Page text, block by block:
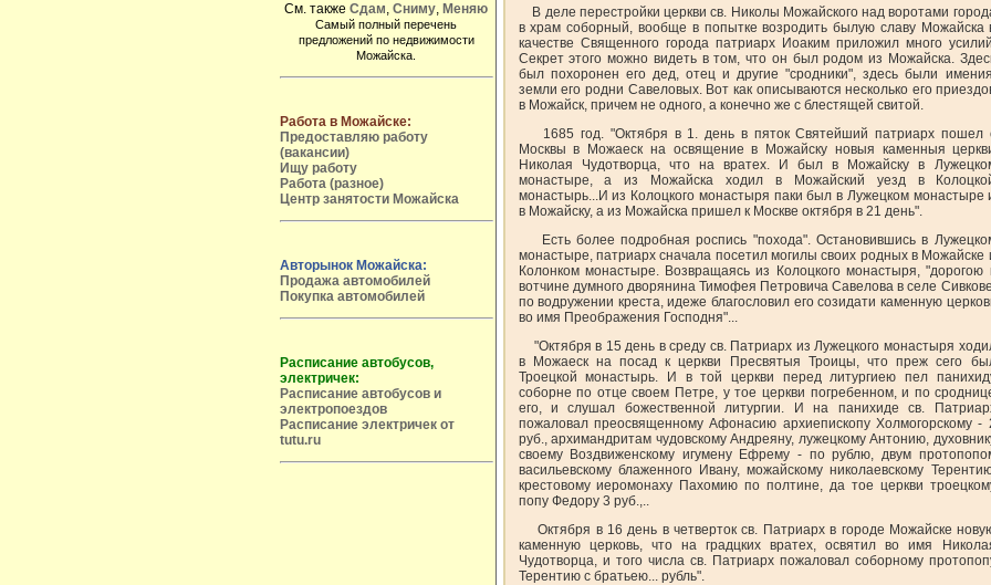
См. также Сдам, Сниму, Меняю
Самый полный перечень
предложений по недвижимости
Можайска.
Работа в Можайске:
Предоставляю работу
(вакансии)
Ищу работу
Работа (разное)
Центр занятости Можайска
Авторынок Можайска:
Продажа автомобилей
Покупка автомобилей
Расписание автобусов,
электричек:
Расписание автобусов и
электропоездов
Расписание электричек от
tutu.ru
В деле перестройки церкви св. Николы Можайского над воротами
в храм соборный, вообще в попытке возродить былую славу Можайска
качестве Священного города патриарх Иоаким приложил много
Секрет этого можно видеть в том, что он был родом из Можайска.
был похоронен его дед, отец и другие "сродники", здесь были
земли его родни Савеловых. Вот как описываются несколько его
в Можайск, причем не одного, а конечно же с блестящей свитой.
1685 год. "Октября в 1. день в пяток Святейший патриарх пошел
Москвы в Можаеск на освящение в Можайску новыя каменныя
Николая Чудотворца, что на вратex. И был в Можайску в
монастыре, а из Можайска ходил в Можайский уезд в
монастырь...И из Колоцкого монастыря паки был в Лужецком монастыре
в Можайску, а из Можайска пришел к Москве октября в 21 день".
Есть более подробная роспись "похода". Остановившись в
монастыре, патриарх сначала посетил могилы своих родных в Можайске
Колонком монастыре. Возвращаясь из Колоцкого монастыря, "дорогою
вотчине думного дворянина Тимофея Петровича Савелова в селе
по водружении креста, идеже благословил его созидати каменную
во имя Преображения Господня"...
"Октября в 15 день в среду св. Патриарх из Лужецкого монастыря
в Можаеск на посад к церкви Пресвятыя Троицы, что преж сего
Троецкой монастырь. И в той церкви перед литургиею пел
соборне по отце своем Петре, у тое церкви погребенном, и по
его, и слушал божественной литургии. И на панихиде св.
пожаловал преосвященному Афонасию архиепископу Холмогорскому -
руб., архимандритам чудовскому Андреяну, лужецкому Антонию,
своему Воздвиженскому игумену Ефрему - по рублю, двум
васильевскому блаженного Ивану, можайскому николаевскому
крестовому иеромонаху Пахомию по полтине, да тое церкви
попу Федору 3 руб.,..
Октября в 16 день в четверток св. Патриарх в городе Можайске
каменную церковь, что на градцких вратех, освятил во имя
Чудотворца, и того числа св. Патриарх пожаловал соборному
Терентию с братьею... рубль".